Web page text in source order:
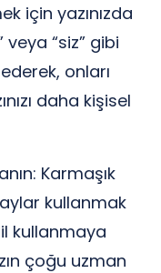
için yazınızda
veya “siz” gibi
onları
daha kişisel
Karmaşık
kullanmak
kullanmaya
çoğu uzman